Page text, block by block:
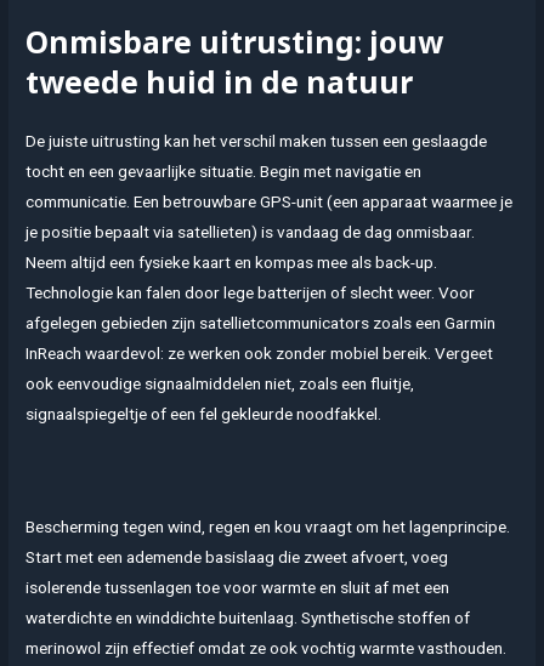
Onmisbare uitrusting: jouw
tweede huid in de natuur
De juiste uitrusting kan het verschil maken tussen een geslaagde
tocht en een gevaarlijke situatie. Begin met navigatie en
communicatie. Een betrouwbare GPS-unit (een apparaat waarmee je
je positie bepaalt via satellieten) is vandaag de dag onmisbaar.
Neem altijd een fysieke kaart en kompas mee als back-up.
Technologie kan falen door lege batterijen of slecht weer. Voor
afgelegen gebieden zijn satellietcommunicators zoals een Garmin
InReach waardevol: ze werken ook zonder mobiel bereik. Vergeet
ook eenvoudige signaalmiddelen niet, zoals een fluitje,
signaalspiegeltje of een fel gekleurde noodfakkel.
Bescherming tegen wind, regen en kou vraagt om het lagenprincipe.
Start met een ademende basislaag die zweet afvoert, voeg
isolerende tussenlagen toe voor warmte en sluit af met een
waterdichte en winddichte buitenlaag. Synthetische stoffen of
merinowol zijn effectief omdat ze ook vochtig warmte vasthouden.